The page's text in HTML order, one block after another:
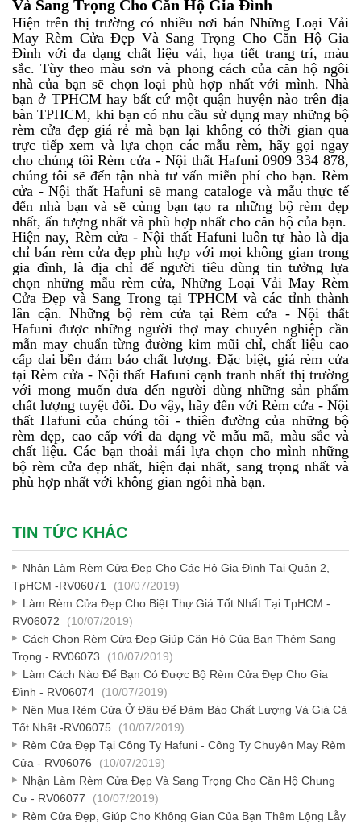
Và Sang Trọng Cho Căn Hộ Gia Đình
Hiện trên thị trường có nhiều nơi bán Những Loại Vải
May Rèm Cửa Đẹp Và Sang Trọng Cho Căn Hộ Gia
Đình với đa dạng chất liệu vải, họa tiết trang trí, màu
sắc. Tùy theo màu sơn và phong cách của căn hộ ngôi
nhà của bạn sẽ chọn loại phù hợp nhất với mình. Nhà
bạn ở TPHCM hay bất cứ một quận huyện nào trên địa
bàn TPHCM, khi bạn có nhu cầu sử dụng may những bộ
rèm cửa đẹp giá rẻ mà bạn lại không có thời gian qua
trực tiếp xem và lựa chọn các mẫu rèm, hãy gọi ngay
cho chúng tôi Rèm cửa - Nội thất Hafuni 0909 334 878,
chúng tôi sẽ đến tận nhà tư vấn miễn phí cho bạn. Rèm
cửa - Nội thất Hafuni sẽ mang cataloge và mẫu thực tế
đến nhà bạn và sẽ cùng bạn tạo ra những bộ rèm đẹp
nhất, ấn tượng nhất và phù hợp nhất cho căn hộ của bạn.
Hiện nay, Rèm cửa - Nội thất Hafuni luôn tự hào là địa
chỉ bán rèm cửa đẹp phù hợp với mọi không gian trong
gia đình, là địa chỉ để người tiêu dùng tin tưởng lựa
chọn những mẫu rèm cửa, Những Loại Vải May Rèm
Cửa Đẹp và Sang Trong tại TPHCM và các tỉnh thành
lân cận. Những bộ rèm cửa tại Rèm cửa - Nội thất
Hafuni được những người thợ may chuyên nghiệp cần
mẫn may chuẩn từng đường kim mũi chỉ, chất liệu cao
cấp dai bền đảm bảo chất lượng. Đặc biệt, giá rèm cửa
tại Rèm cửa - Nội thất Hafuni cạnh tranh nhất thị trường
với mong muốn đưa đến người dùng những sản phẩm
chất lượng tuyệt đối. Do vậy, hãy đến với Rèm cửa - Nội
thất Hafuni của chúng tôi - thiên đường của những bộ
rèm đẹp, cao cấp với đa dạng về mẫu mã, màu sắc và
chất liệu. Các bạn thoải mái lựa chọn cho mình những
bộ rèm cửa đẹp nhất, hiện đại nhất, sang trọng nhất và
phù hợp nhất với không gian ngôi nhà bạn.
TIN TỨC KHÁC
Nhận Làm Rèm Cửa Đẹp Cho Các Hộ Gia Đình Tại Quận 2,
TpHCM -RV06071
(10/07/2019)
Làm Rèm Cửa Đẹp Cho Biệt Thự Giá Tốt Nhất Tại TpHCM -
RV06072
(10/07/2019)
Cách Chọn Rèm Cửa Đẹp Giúp Căn Hộ Của Bạn Thêm Sang
Trọng - RV06073
(10/07/2019)
Làm Cách Nào Để Bạn Có Được Bộ Rèm Cửa Đẹp Cho Gia
Đình - RV06074
(10/07/2019)
Nên Mua Rèm Cửa Ở Đâu Để Đảm Bảo Chất Lượng Và Giá Cả
Tốt Nhất -RV06075
(10/07/2019)
Rèm Cửa Đẹp Tại Công Ty Hafuni - Công Ty Chuyên May Rèm
Cửa - RV06076
(10/07/2019)
Nhận Làm Rèm Cửa Đẹp Và Sang Trọng Cho Căn Hộ Chung
Cư - RV06077
(10/07/2019)
Rèm Cửa Đẹp, Giúp Cho Không Gian Của Bạn Thêm Lộng Lẫy